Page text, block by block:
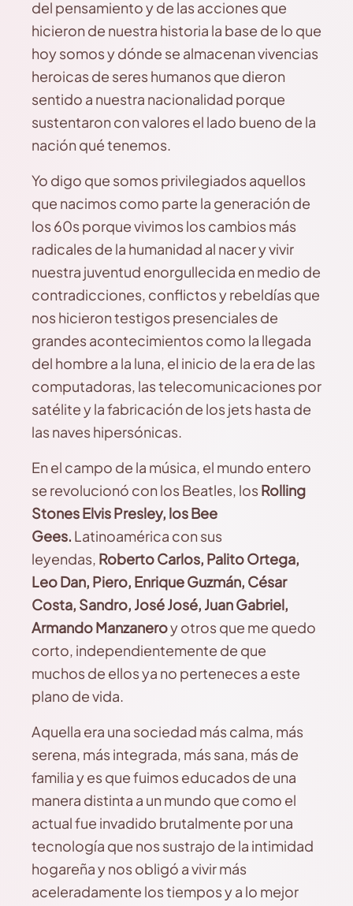
del pensamiento y de las acciones que
hicieron de nuestra historia la base de lo que
hoy somos y dónde se almacenan vivencias
heroicas de seres humanos que dieron
sentido a nuestra nacionalidad porque
sustentaron con valores el lado bueno de la
nación qué tenemos.
Yo digo que somos privilegiados aquellos
que nacimos como parte la generación de
los 60s porque vivimos los cambios más
radicales de la humanidad al nacer y vivir
nuestra juventud enorgullecida en medio de
contradicciones, conflictos y rebeldías que
nos hicieron testigos presenciales de
grandes acontecimientos como la llegada
del hombre a la luna, el inicio de la era de las
computadoras, las telecomunicaciones por
satélite y la fabricación de los jets hasta de
las naves hipersónicas.
En el campo de la música, el mundo entero
se revolucionó con los Beatles, losRolling
Stones Elvis Presley, los Bee
Gees. Latinoamérica con sus
leyendas, Roberto Carlos, Palito Ortega,
Leo Dan, Piero, Enrique Guzmán, César
Costa, Sandro, José José, Juan Gabriel,
Armando Manzaneroy otros que me quedo
corto, independientemente de que
muchos de ellos ya no perteneces a este
plano de vida.
Aquella era una sociedad más calma, más
serena, más integrada, más sana, más de
familia y es que fuimos educados de una
manera distinta a un mundo que como el
actual fue invadido brutalmente por una
tecnología que nos sustrajo de la intimidad
hogareña y nos obligó a vivir más
aceleradamente los tiempos y a lo mejor